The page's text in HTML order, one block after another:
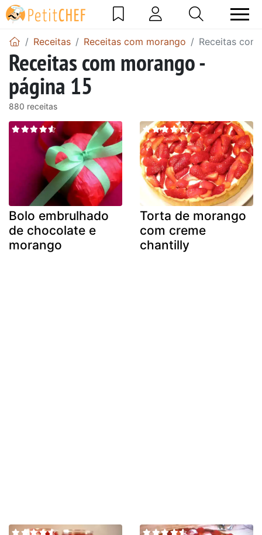
Receitas Receitas com morango Receitas
Receitas com morango -
página 15
880 receitas
Bolo embrulhado
de chocolate e
morango
Torta de morango
com creme
chantilly